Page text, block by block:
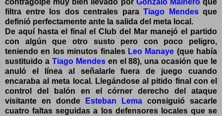
contragolpe muy bien llevado por Gonzalo Malneroque
filtra entre los dos centrales para Tiago Mendesque
definió perfectamente ante la salida del meta local.
De aquí hasta el final el Club del Mar manejó el partido
con algún que otro susto pero con poco peligro,
teniendo en los minutos finales Leo Manaye (que había
sustituido a Tiago Mendesen el 88), una ocasión que le
anuló el línea al señalarle fuera de juego cuando
encaraba al meta local. Llegándose al pitido final con el
control del balón en el córner derecho del ataque
visitante en donde
Esteban Lema consiguió sacarle
cuatro faltas seguidas a los defensores locales que se